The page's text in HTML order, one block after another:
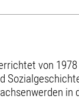
von
in